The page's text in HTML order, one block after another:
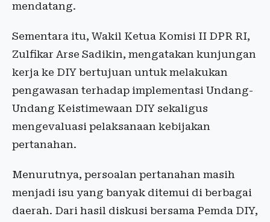
mendatang.
Sementara itu, Wakil Ketua Komisi II DPR RI,
Zulfikar Arse Sadikin, mengatakan kunjungan
kerja ke DIY bertujuan untuk melakukan
pengawasan terhadap implementasi Undang-
Undang Keistimewaan DIY sekaligus
mengevaluasi pelaksanaan kebijakan
pertanahan.
Menurutnya, persoalan pertanahan masih
menjadi isu yang banyak ditemui di berbagai
daerah. Dari hasil diskusi bersama Pemda DIY,